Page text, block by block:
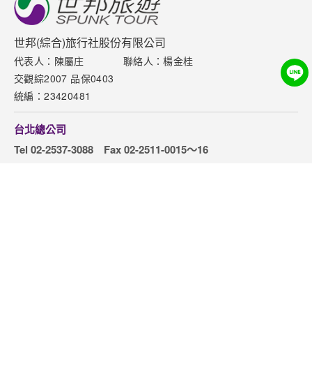
新聞中心
聯絡我們
下載專區
網站導覽
取消訂單說明
世邦(綜合)旅行社股份有限公司
代表人：陳屬庄
聯絡人：楊金桂
交觀綜2007 品保0403
統編：23420481
台北總公司
Tel 02-2537-3088
Fax 02-2511-0015～16